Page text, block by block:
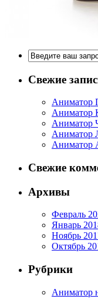
Свежие
Аниматор
Аниматор
Аниматор
Аниматор
Аниматор
Свежие
Архивы
Февраль
Январь
Ноябрь
Октябрь
Рубрики
Аниматор